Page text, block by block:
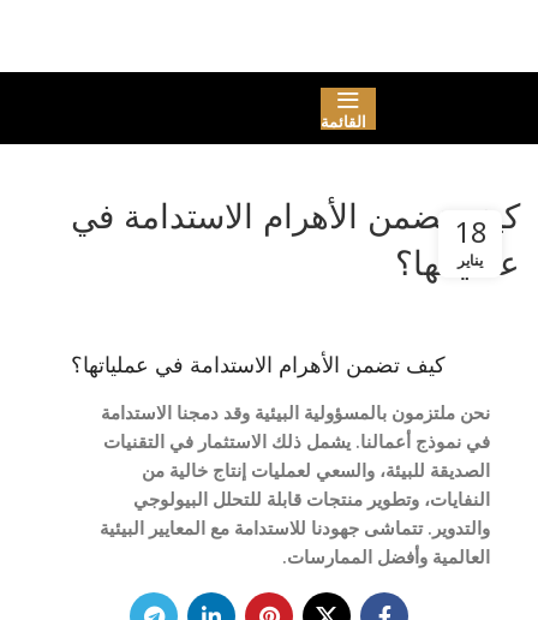
القائمة
كيف تضمن الأهرام الاستدامة في
عملياتها؟
18
يناير
كيف تضمن الأهرام الاستدامة في عملياتها؟
نحن ملتزمون بالمسؤولية البيئية وقد دمجنا الاستدامة
في نموذج أعمالنا. يشمل ذلك الاستثمار في التقنيات
الصديقة للبيئة، والسعي لعمليات إنتاج خالية من
النفايات، وتطوير منتجات قابلة للتحلل البيولوجي
والتدوير. تتماشى جهودنا للاستدامة مع المعايير البيئية
العالمية وأفضل الممارسات.